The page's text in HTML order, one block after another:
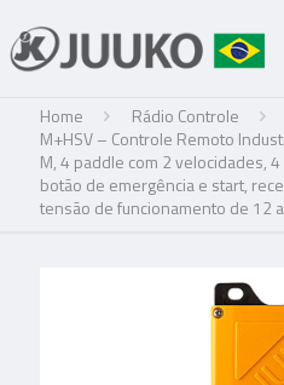
Home Rádio Controle
M+HSV – Controle Remoto
M, 4 paddle com 2 velocidades,
botão de emergência e start,
tensão de funcionamento de 12